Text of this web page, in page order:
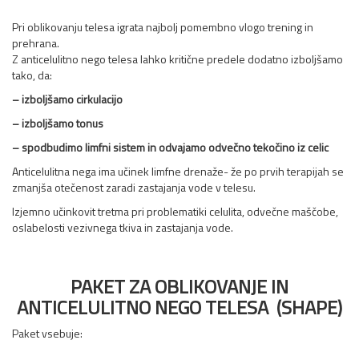
Pri oblikovanju telesa igrata najbolj pomembno vlogo trening in
prehrana.
Z anticelulitno nego telesa lahko kritične predele dodatno izboljšamo
tako, da:
– izboljšamo cirkulacijo
– izboljšamo tonus
– spodbudimo limfni sistem in odvajamo odvečno tekočino iz celic
Anticelulitna nega ima učinek limfne drenaže- že po prvih terapijah se
zmanjša otečenost zaradi zastajanja vode v telesu.
Izjemno učinkovit tretma pri problematiki celulita, odvečne maščobe,
oslabelosti vezivnega tkiva in zastajanja vode.
PAKET ZA OBLIKOVANJE IN
ANTICELULITNO NEGO TELESA (SHAPE)
Paket vsebuje: